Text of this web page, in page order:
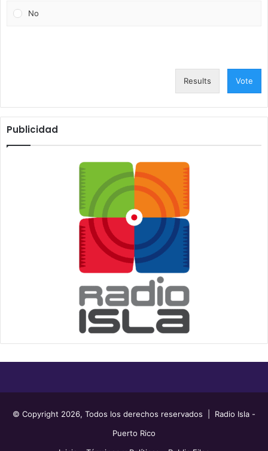
No
Results Vote
Publicidad
© Copyright 2026, Todos los derechos reservados | Radio Isla -
Puerto Rico